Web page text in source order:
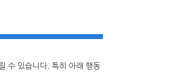
수 있습니다. 특히 아래 행동